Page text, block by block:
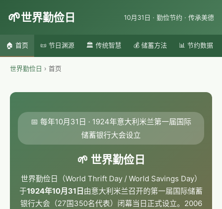
🌱世界勤俭日 10月31日 · 勤俭节约 · 传承美德
🏠 首页 📜 节日渊源 🏛️ 传统智慧 💰 储蓄方法 📊 节约数据
世界勤俭日 › 首页
📅 每年10月31日 · 1924年意大利米兰第一届国际
储蓄银行大会设立
🌱 世界勤俭日
世界勤俭日（World Thrift Day / World Savings Day）
于1924年10月31日由意大利米兰召开的第一届国际储蓄
银行大会（27国350名代表）闭幕当日正式设立。2006